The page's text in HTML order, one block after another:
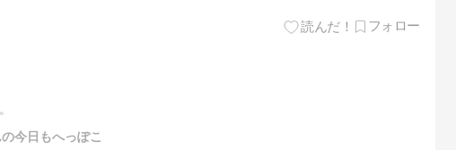
今日もへっぽこ